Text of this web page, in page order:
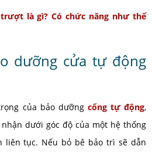
là gì? Có chức năng như thế
dưỡng cửa tự động
của bảo dưỡng cổng tự động,
dưới góc độ của một hệ thống
liên tục. Nếu bỏ bê bảo trì sẽ dẫn